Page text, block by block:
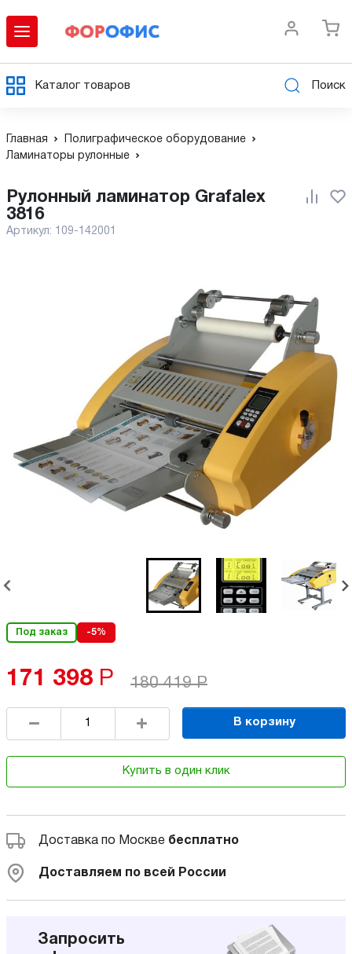
Каталог товаров Поиск
Главная
Полиграфическое оборудование
Ламинаторы рулонные
Рулонный ламинатор Grafalex
3816
Артикул: 109-142001
Под заказ -5%
171 398 Р 180 419 Р
В корзину
Купить в один клик
Доставка по Москве бесплатно
Доставляем по всей России
Запросить